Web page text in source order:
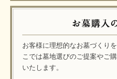
お客様に理想的なお墓づくり
こでは墓地選びのご提案やご
いたします。